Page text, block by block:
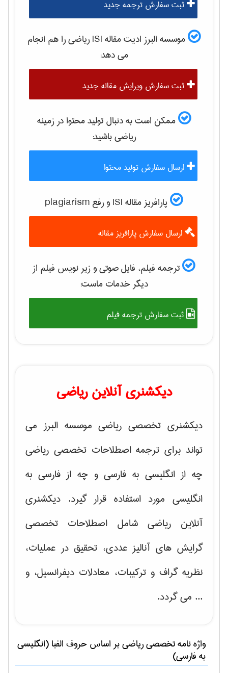
ثبت سفارش ترجمه جدید
موسسه البرز ادیت مقاله ISI رياضیرا هم انجام
می دهد:
ثبت سفارش ویرایش مقاله جدید
ممکن است به دنبال تولید محتوا در زمینه
رياضیباشید:
ارسال سفارش تولید محتوا
پارافریز مقاله ISI و رفع plagiarism
ارسال سفارش پارافریز مقاله
ترجمه فیلم، فایل صوتی و زیر نویس فیلم از
دیگر خدمات ماست:
ثبت سفارش ترجمه فیلم
دیکشنری آنلاین ریاضی
دیکشنری تخصصی ریاضی موسسه البرز می
تواند برای ترجمه اصطلاحات تخصصی ریاضی
چه از انگلیسی به فارسی و چه از فارسی به
انگلیسی مورد استفاده قرار گیرد. دیکشنری
آنلاین ریاضی شامل اصطلاحات تخصصی
گرایش های آنالیز عددی، تحقیق در عملیات،
نظریه گراف و تركیبات، معادلات دیفرانسیل، و
... می گردد.
واژه نامه تخصصیرياضیبر اساس حروف الفبا (انگلیسی
به فارسی)